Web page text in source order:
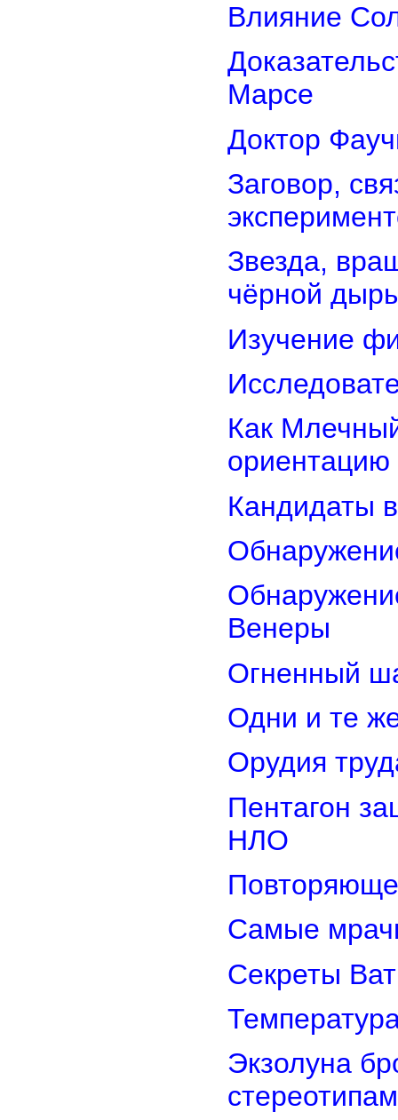
Влияние
Марсе
Доктор
Заговор,
Звезда,
чёрной
Изучение
Как
ориентацию
Кандидаты
Венеры
Огненный
Одни и те
Орудия
Пентагон
НЛО
Самые
Секреты
Экзолуна
стереотипам